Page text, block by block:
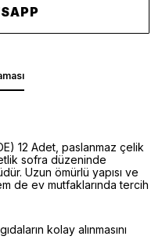
12 Adet, paslanmaz çelik
sofra düzeninde
Uzun ömürlü yapısı ve
de ev mutfaklarında tercih
kolay alınmasını